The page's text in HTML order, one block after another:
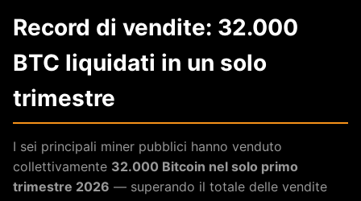
Record di vendite: 32.000
BTC liquidati in un solo
trimestre
I sei principali miner pubblici hanno venduto
collettivamente 32.000 Bitcoin nel solo primo
trimestre 2026 — superando il totale delle vendite